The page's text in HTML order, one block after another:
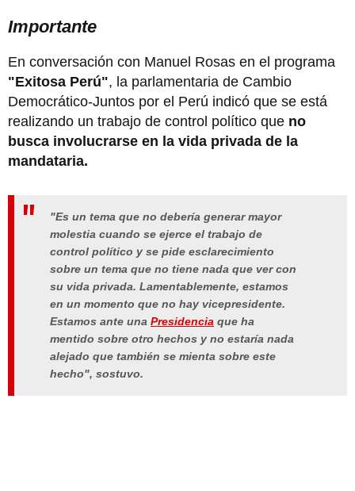
Importante
En conversación con Manuel Rosas en el programa
"Exitosa Perú", la parlamentaria de Cambio
Democrático-Juntos por el Perú indicó que se está
realizando un trabajo de control político que no
busca involucrarse en la vida privada de la
mandataria.
"Es un tema que no debería generar mayor
molestia cuando se ejerce el trabajo de
control político y se pide esclarecimiento
sobre un tema que no tiene nada que ver con
su vida privada. Lamentablemente, estamos
en un momento que no hay vicepresidente.
Estamos ante una Presidencia que ha
mentido sobre otro hechos y no estaría nada
alejado que también se mienta sobre este
hecho", sostuvo.